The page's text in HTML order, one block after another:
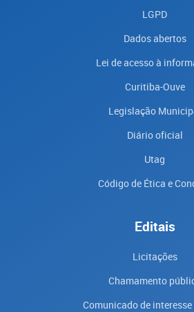
LGPD
Dados abertos
Lei de acesso à
Curitiba-Ouve
Legislação
Diário oficial
Utag
Código de Ética e
Editais
Licitações
Chamamento
Comunicado de